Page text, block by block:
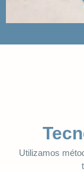
Utilizamos